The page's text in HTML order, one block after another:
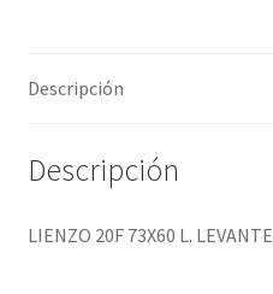
Descripción
Descripción
LIENZO 20F 73X60 L. LEVANTE